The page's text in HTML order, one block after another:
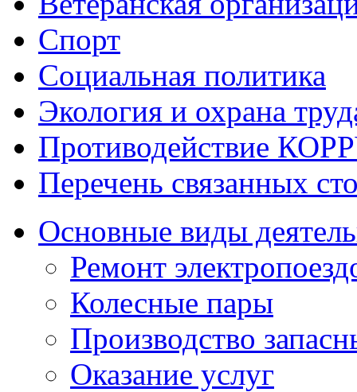
Спорт
Социальная политика
Экология и охрана
Противодействие
Перечень связанных
Основные виды
Ремонт
Колесные пары
Производство
Оказание услуг